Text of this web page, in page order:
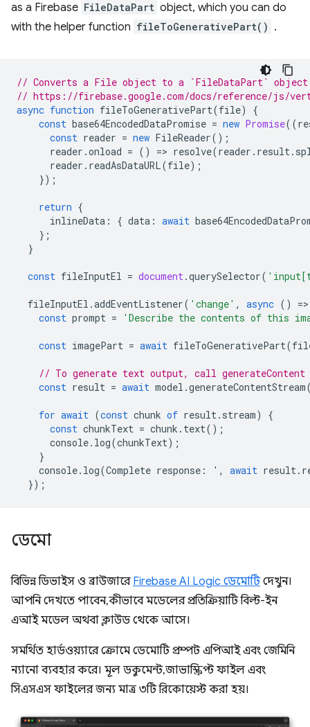
as a Firebase FileDataPart object, which you can do
with the helper function fileToGenerativePart() .
// Converts a File object to a `FileDataPart`
// https://firebase.google.com/docs/reference/js/
async function fileToGenerativePart(file)
{
const base64EncodedDataPromise = new Promise((
const reader = new FileReader();
reader .onload = () => resolve(reader . result.
reader . readAsDataURL(file);
});
return {
inlineData : { data : await
};
}
const fileInputEl = document.querySelector(
fileInputEl .addEventListener( 'change' , async () =>
const prompt = 'Describe the contents of this
const imagePart = await fileToGenerativePart(
// To generate text output, call
const result = await model .generateContentStream
for await (const chunk of result. stream)
{
const chunkText = chunk . text();
console. log(chunkText);
}
console. log(Complete response : ' , await result.
});
ডেমো
বিভিন্ন ডিভাইস ও ব্রাউজারে Firebase AI Logic ডেমোটিদেখুন।
আপনি দেখতে পাবেন, কীভাবে মডেলের প্রতিক্রিয়াটি বিল্ট-ইন
এআই মডেল অথবা ক্লাউড থেকে আসে।
সমর্থিত হার্ডওয়্যারে ক্রোমে ডেমোটি প্রম্পট এপিআই এবং জেমিনি
ন্যানো ব্যবহার করে। মূল ডকুমেন্ট, জাভাস্ক্রিপ্ট ফাইল এবং
সিএসএস ফাইলের জন্য মাত্র ৩টি রিকোয়েস্ট করা হয়।